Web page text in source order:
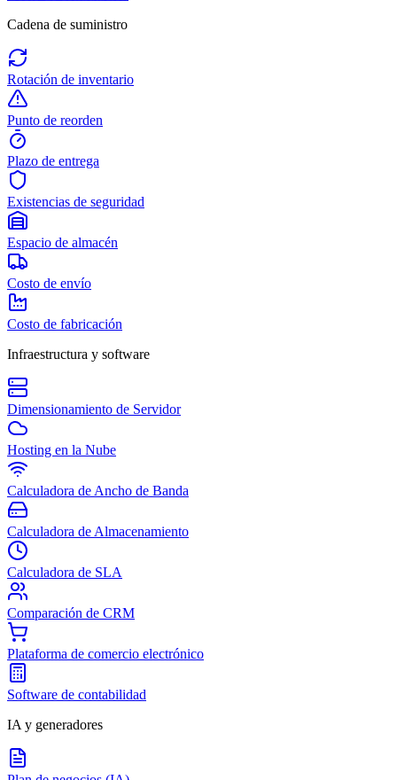
Cadena de suministro
Rotación de inventario
Punto de reorden
Plazo de entrega
Existencias de seguridad
Espacio de almacén
Costo de envío
Costo de fabricación
Infraestructura y software
Dimensionamiento de Servidor
Hosting en la Nube
Calculadora de Ancho de Banda
Calculadora de Almacenamiento
Calculadora de SLA
Comparación de CRM
Plataforma de comercio electrónico
Software de contabilidad
IA y generadores